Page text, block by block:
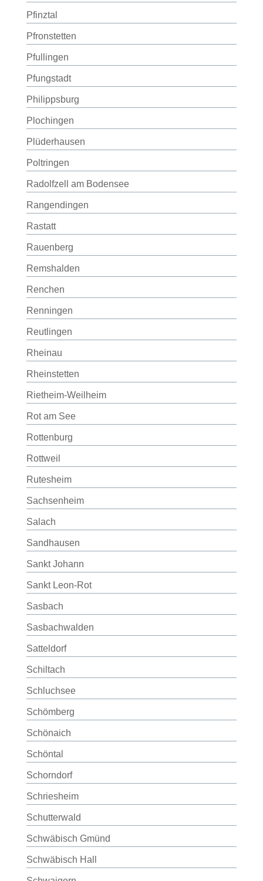
Pfinztal
Pfronstetten
Pfullingen
Pfungstadt
Philippsburg
Plochingen
Plüderhausen
Poltringen
Radolfzell am Bodensee
Rangendingen
Rastatt
Rauenberg
Remshalden
Renchen
Renningen
Reutlingen
Rheinau
Rheinstetten
Rietheim-Weilheim
Rot am See
Rottenburg
Rottweil
Rutesheim
Sachsenheim
Salach
Sandhausen
Sankt Johann
Sankt Leon-Rot
Sasbach
Sasbachwalden
Satteldorf
Schiltach
Schluchsee
Schömberg
Schönaich
Schöntal
Schorndorf
Schriesheim
Schutterwald
Schwäbisch Gmünd
Schwäbisch Hall